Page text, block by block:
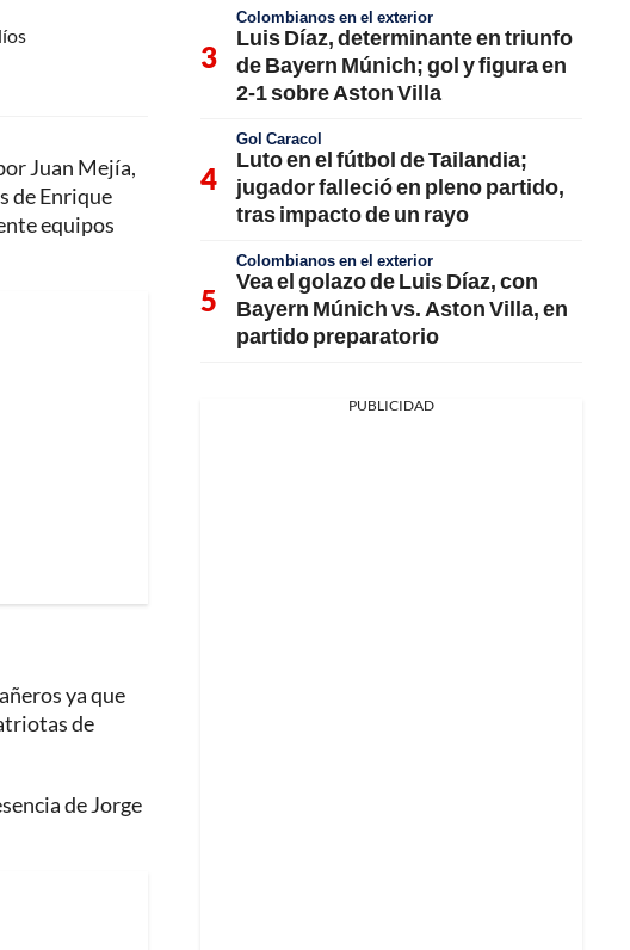
Juan Mejía,
de Enrique
equipos
ya que
de
de Jorge
Colombianos en el exterior
Luis Díaz, determinante en triunfo
de Bayern Múnich; gol y figura en
2-1 sobre Aston Villa
Gol Caracol
Luto en el fútbol de Tailandia;
jugador falleció en pleno partido,
tras impacto de un rayo
Colombianos en el exterior
Vea el golazo de Luis Díaz, con
Bayern Múnich vs. Aston Villa, en
partido preparatorio
PUBLICIDAD